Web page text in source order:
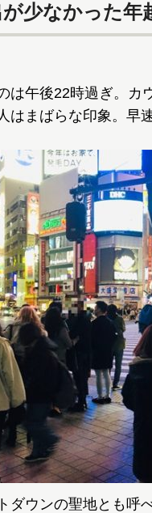
少なかった年
午後22時過ぎ。カ
はまばらな印象。早
ウンの聖地とも呼